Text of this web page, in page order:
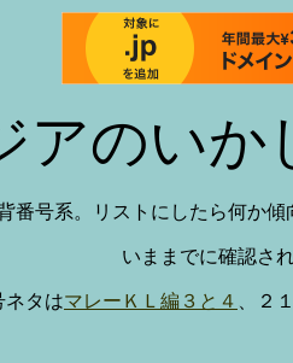
アのいか
番号系。リストにしたら何か
いままでに確認さ
ネタはマレーＫＬ編３と ４ 、２